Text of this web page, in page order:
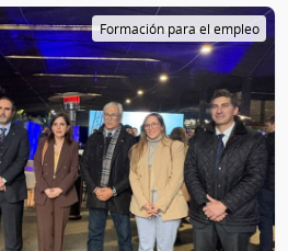
Formación para el empleo